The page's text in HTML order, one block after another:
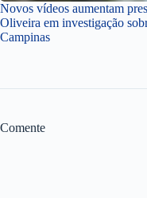
Novos vídeos aumentam
Oliveira em investigação
Campinas
Comente